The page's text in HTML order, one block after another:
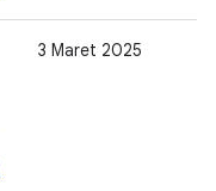
3 Maret 2025